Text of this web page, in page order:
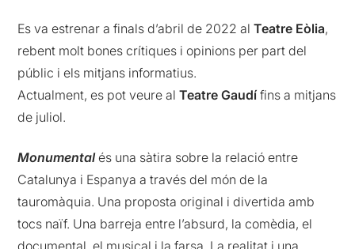
Es va estrenar a finals d’abril de 2022 alTeatre Eòlia,
rebent molt bones crítiques i opinions per part del
públic i els mitjans informatius.
Actualment, es pot veure alTeatre Gaudí fins a mitjans
de juliol.
Monumentalés una sàtira sobre la relació entre
Catalunya i Espanya a través del món de la
tauromàquia. Una proposta original i divertida amb
tocs naïf. Una barreja entre l’absurd, la comèdia, el
documental, el musical i la farsa. La realitat i una